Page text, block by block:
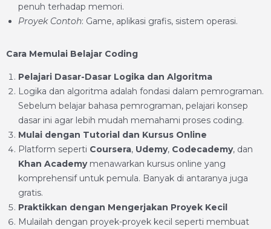
penuh terhadap memori.
Proyek Contoh: Game, aplikasi grafis, sistem operasi.
Cara Memulai Belajar Coding
Pelajari Dasar-Dasar Logika dan Algoritma
Logika dan algoritma adalah fondasi dalam pemrograman.
Sebelum belajar bahasa pemrograman, pelajari konsep
dasar ini agar lebih mudah memahami proses coding.
Mulai dengan Tutorial dan Kursus Online
Platform seperti Coursera, Udemy, Codecademy, dan
Khan Academymenawarkan kursus online yang
komprehensif untuk pemula. Banyak di antaranya juga
gratis.
Praktikkan dengan Mengerjakan Proyek Kecil
Mulailah dengan proyek-proyek kecil seperti membuat